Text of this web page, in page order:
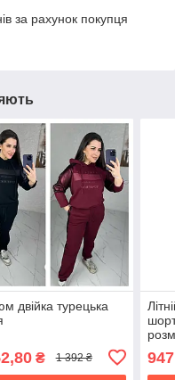
за рахунок покупця
двійка турецька
₴ 1 392 ₴